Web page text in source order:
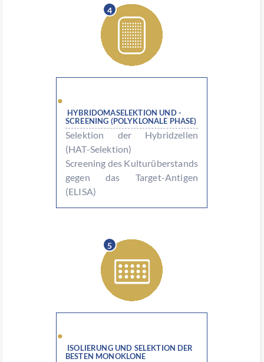
4
HYBRIDOMASELEKTION UND -
SCREENING (POLYKLONALE PHASE)
Selektion der Hybridzellen
(HAT-Selektion)
Screening des Kulturüberstands
gegen das Target-Antigen
(ELISA)
5
ISOLIERUNG UND SELEKTION DER
BESTEN MONOKLONE